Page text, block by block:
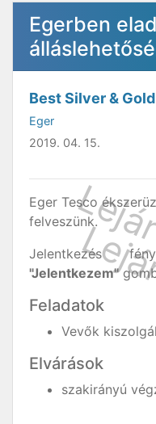
Egerben
Best Silver &
Eger
2019. 04. 15.
Eger Tesco
felveszünk.
Jelentkezés
"Jelentkezem"
Feladatok
Vevők
Elvárások
szakirányú